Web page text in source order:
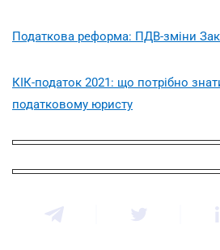
Податкова реформа: ПДВ-зміни
КІК-податок 2021: що потрібно
податковому юристу